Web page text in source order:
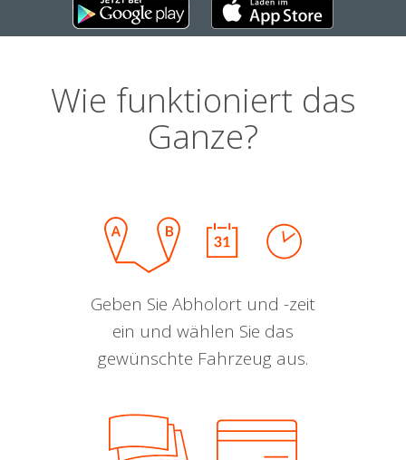
Wie funktioniert das
Ganze?
Geben Sie Abholort und -zeit
ein und wählen Sie das
gewünschte Fahrzeug aus.